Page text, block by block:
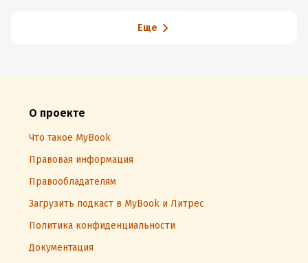
Еще
О проекте
Что такое MyBook
Правовая информация
Правообладателям
Загрузить подкаст в MyBook и Литрес
Политика конфиденциальности
Документация